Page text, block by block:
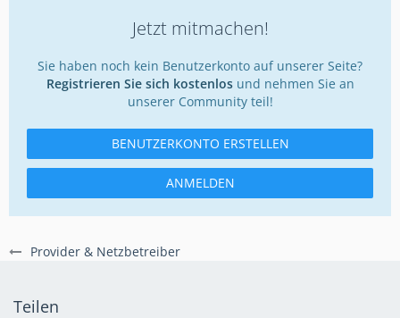
Provider & Netzbetreiber
Jetzt mitmachen!
Sie haben noch kein Benutzerkonto auf unserer Seite?
Registrieren Sie sich kostenlosund nehmen Sie an
unserer Community teil!
BENUTZERKONTO ERSTELLEN
ANMELDEN
Teilen